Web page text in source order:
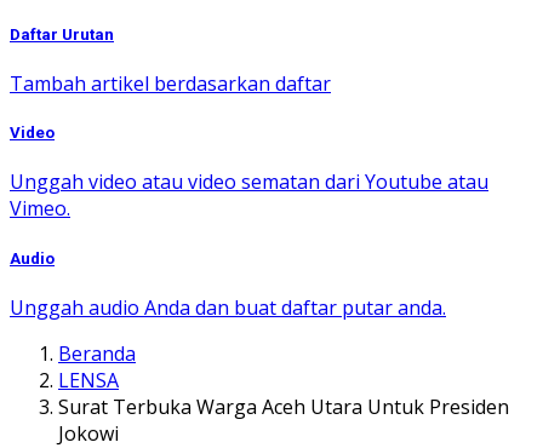
Daftar Urutan
Tambah artikel berdasarkan daftar
Video
Unggah video atau video sematan dari Youtube atau
Vimeo.
Audio
Unggah audio Anda dan buat daftar putar anda.
Beranda
LENSA
Surat Terbuka Warga Aceh Utara Untuk Presiden
Jokowi